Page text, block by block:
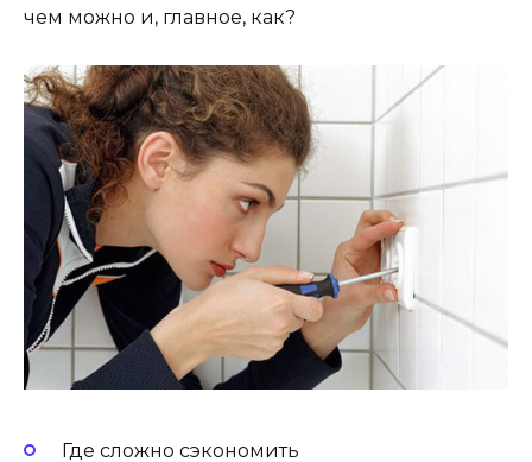
чем можно и, главное, как?
Где сложно сэкономить